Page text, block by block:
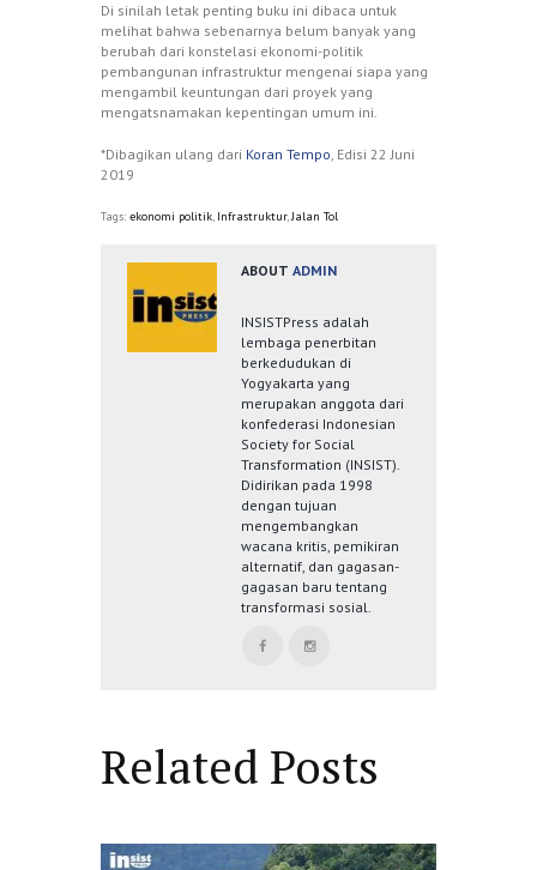
Di sinilah letak penting buku ini dibaca untuk
melihat bahwa sebenarnya belum banyak yang
berubah dari konstelasi ekonomi-politik
pembangunan infrastruktur mengenai siapa yang
mengambil keuntungan dari proyek yang
mengatsnamakan kepentingan umum ini.
*Dibagikan ulang dari Koran Tempo, Edisi 22 Juni
2019
Tags: ekonomi politik, Infrastruktur,Jalan Tol
ABOUTADMIN
INSISTPress adalah
lembaga penerbitan
berkedudukan di
Yogyakarta yang
merupakan anggota dari
konfederasi Indonesian
Society for Social
Transformation (INSIST).
Didirikan pada 1998
dengan tujuan
mengembangkan
wacana kritis, pemikiran
alternatif, dan gagasan-
gagasan baru tentang
transformasi sosial.
Related Posts